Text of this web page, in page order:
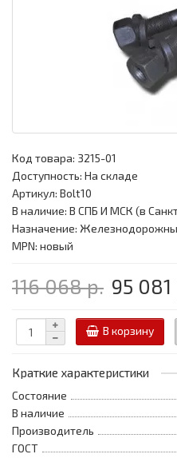
Код товара: 3215-01
Доступность: На складе
Артикул: Bolt10
В наличие: В СПБ И МСК (в
Назначение:
MPN: новый
116 068 р. 95 081
В корзину
Краткие характеристики
Состояние
В наличие
Производитель
ГОСТ